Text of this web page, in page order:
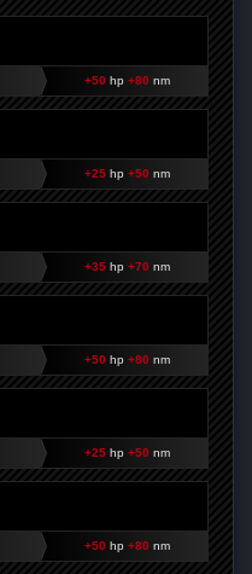
+50 hp +80 nm
+25hp +50 nm
+35hp +70 nm
+50 hp +80 nm
+25hp +50 nm
+50 hp +80 nm